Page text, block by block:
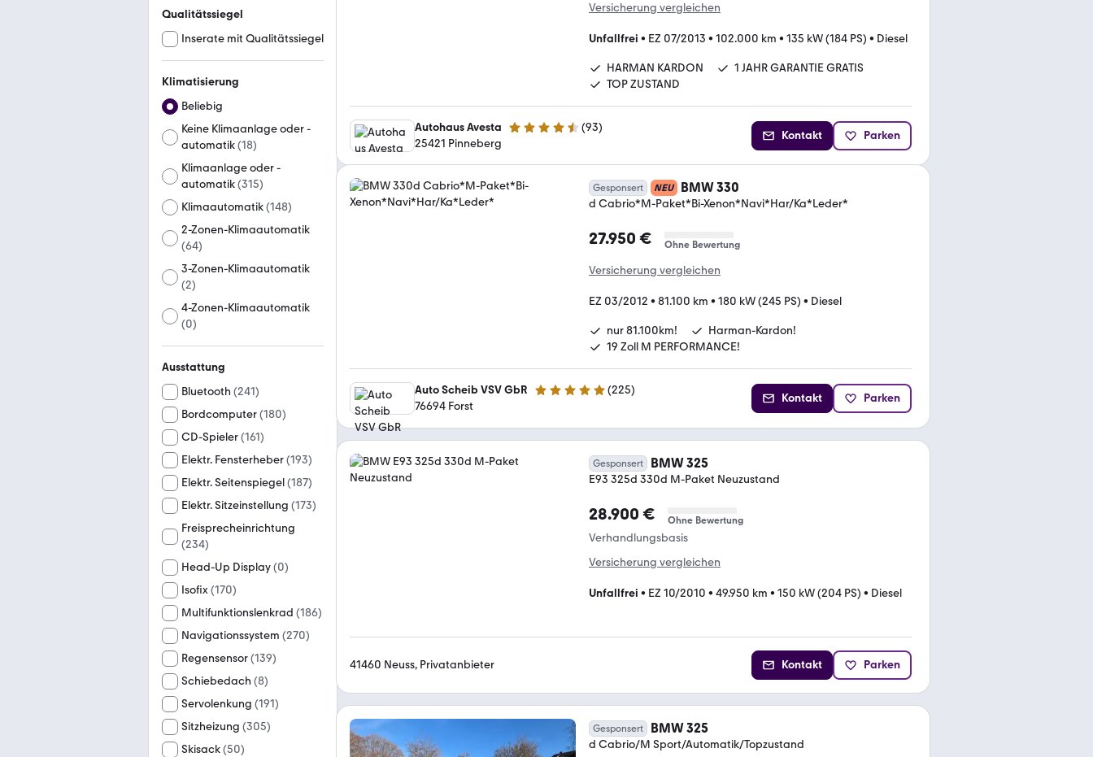
Qualitätssiegel
Inserate mit Qualitätssiegel
Klimatisierung
Beliebig
Keine Klimaanlage oder -
automatik(18)
Klimaanlage oder -
automatik(315)
Klimaautomatik(148)
2-Zonen-Klimaautomatik
(64)
3-Zonen-Klimaautomatik
(2)
4-Zonen-Klimaautomatik
(0)
Ausstattung
Bluetooth (241)
Bordcomputer(180)
CD-Spieler(161)
Elektr. Fensterheber(193)
Elektr. Seitenspiegel(187)
Elektr. Sitzeinstellung (173)
Freisprecheinrichtung
(234)
Head-Up Display(0)
Isofix(170)
Multifunktionslenkrad (186)
Navigationssystem (270)
Regensensor(139)
Schiebedach (8)
Servolenkung (191)
Sitzheizung (305)
Skisack(50)
Versicherung vergleichen
Unfallfrei • EZ 07/2013 • 102.000 km • 135 kW (184 PS) • Diesel
HARMAN KARDON
1 JAHR GARANTIE GRATIS
TOP ZUSTAND
Autohaus Avesta 4.6 Sterne (93)
25421 Pinneberg
Kontakt Parken
Gesponsert NEU BMW 330
d Cabrio*M-Paket*Bi-Xenon*Navi*Har/Ka*Leder*
27.950 € Ohne Bewertung
Versicherung vergleichen
EZ 03/2012 • 81.100 km • 180 kW (245 PS) • Diesel
nur 81.100km!
Harman-Kardon!
19 Zoll M PERFORMANCE!
Auto Scheib VSV GbR 5 Sterne (225)
76694 Forst
Kontakt Parken
Gesponsert BMW 325
E93 325d 330d M-Paket Neuzustand
28.900 € Ohne Bewertung
Verhandlungsbasis
Versicherung vergleichen
Unfallfrei • EZ 10/2010 • 49.950 km • 150 kW (204 PS) • Diesel
41460 Neuss, Privatanbieter Kontakt Parken
Gesponsert BMW 325
d Cabrio/M Sport/Automatik/Topzustand